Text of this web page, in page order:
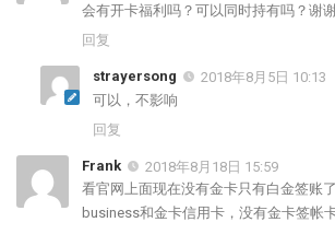
会有开卡福利吗？可以同时持有吗？谢
回复
strayersong
2018年8月5日 10:13
可以，不影响
回复
Frank
2018年8月18日 15:59
看官网上面现在没有金卡只有白金签账
business和金卡信用卡，没有金卡签帐